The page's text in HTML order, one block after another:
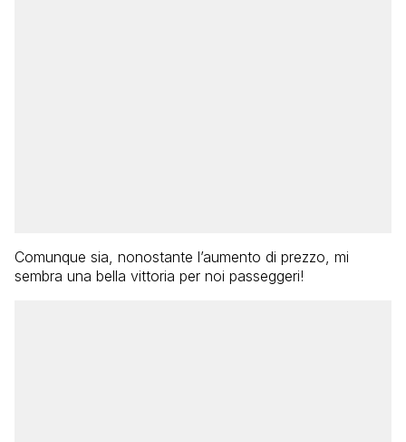
Comunque sia, nonostante l’aumento di prezzo, mi
sembra una bella vittoria per noi passeggeri!